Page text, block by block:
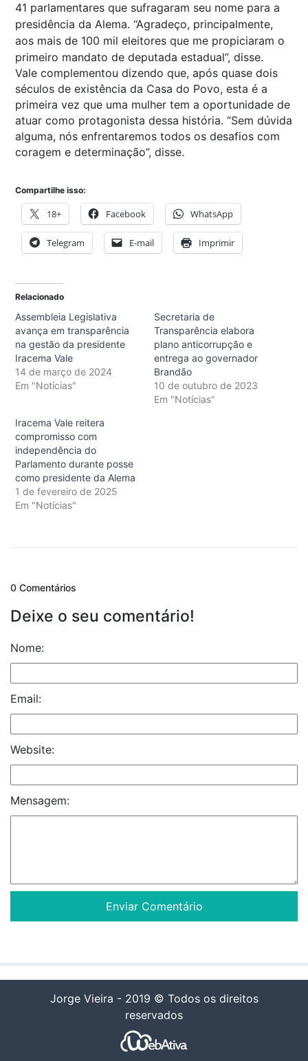
41 parlamentares que sufragaram seu nome para a
presidência da Alema. “Agradeço, principalmente,
aos mais de 100 mil eleitores que me propiciaram o
primeiro mandato de deputada estadual”, disse.
Vale complementou dizendo que, após quase dois
séculos de existência da Casa do Povo, esta é a
primeira vez que uma mulher tem a oportunidade de
atuar como protagonista dessa história. “Sem dúvida
alguma, nós enfrentaremos todos os desafios com
coragem e determinação”, disse.
Compartilhe isso:
18+ Facebook WhatsApp
Telegram E-mail Imprimir
Relacionado
Assembleia Legislativa
avança em transparência
na gestão da presidente
Iracema Vale
14 de março de 2024
Em "Notícias"
Secretaria de
Transparência elabora
plano anticorrupção e
entrega ao governador
Brandão
10 de outubro de 2023
Em "Notícias"
Iracema Vale reitera
compromisso com
independência do
Parlamento durante posse
como presidente da Alema
1 de fevereiro de 2025
Em "Notícias"
0 Comentários
Deixe o seu comentário!
Nome:
Email:
Website:
Mensagem:
Jorge Vieira - 2019 © Todos os direitos
reservados